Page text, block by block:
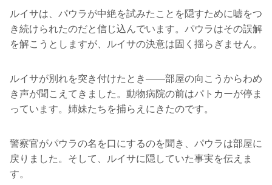
ルイサは、パウラが中絶を試みたことを隠すために嘘をつ
き続けられたのだと信じ込んでいます。パウラはその誤解
を解こうとしますが、ルイサの決意は固く揺らぎません。
ルイサが別れを突き付けたとき――部屋の向こうからわめ
き声が聞こえてきました。動物病院の前はパトカーが停ま
っています。姉妹たちを捕らえにきたのです。
警察官がパウラの名を口にするのを聞き、パウラは部屋に
戻りました。そして、ルイサに隠していた事実を伝えま
す。